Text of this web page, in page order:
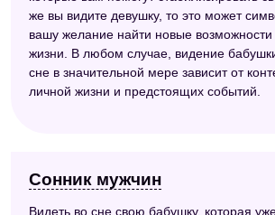
же вы видите девушку, то это может
вашу желание найти новые возможности
жизни. В любом случае, видение
сне в значительной мере зависит от
личной жизни и предстоящих событий.
Сонник мужчин
Видеть во сне свою бабушку, которая